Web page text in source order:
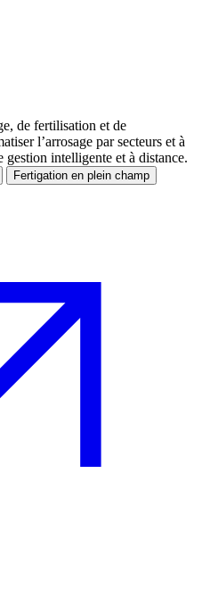
de fertilisation et de
l’arrosage par secteurs et à
gestion intelligente et à distance.
Fertigation en plein champ